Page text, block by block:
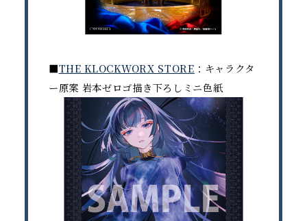
■THE KLOCKWORX STORE ：キャラクタ
ー原案 岩本ゼロゴ描き下ろしミニ色紙